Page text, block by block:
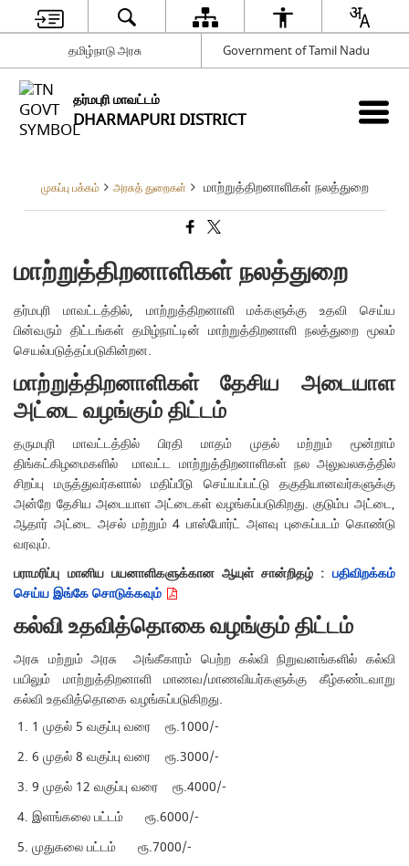
தமிழ்நாடு அரசு Government of Tamil Nadu
தர்மபுரி மாவட்டம்
DHARMAPURI DISTRICT
முகப்பு பக்கம் அரசுத் துறைகள் மாற்றுத்திறனாளிகள் நலத்துறை
மாற்றுத்திறனாளிகள் நலத்துறை
தர்மபுரி மாவட்டத்தில், மாற்றுத்திறனாளி மக்களுக்கு உதவி செய்ய
பின்வரும் திட்டங்கள் தமிழ்நாட்டின் மாற்றுத்திறனாளி நலத்துறை மூலம்
செயல்படுத்தப்படுகின்றன.
மாற்றுத்திறனாளிகள் தேசிய அடையாள
அட்டை வழங்கும் திட்டம்
தருமபுரி மாவட்டத்தில் பிரதி மாதம் முதல் மற்றும் மூன்றாம்
திங்கட்கிழமைகளில் மாவட்ட மாற்றுத்திறனாளிகள் நல அலுவலகத்தில்
சிறப்பு மருத்துவர்களால் மதிப்பீடு செய்யப்பட்டு தகுதியானவர்களுக்கு
அன்றே தேசிய அடையாள அட்டைகள் வழங்கப்படுகிறது. குடும்ப அட்டை,
ஆதார் அட்டை அசல் மற்றும் 4 பாஸ்போர்ட் அளவு புகைப்படம் கொண்டு
வரவும்.
பராமரிப்பு மானிய பயனாளிகளுக்கான ஆயுள் சான்றிதழ் : பதிவிறக்கம்
செய்ய இங்கே சொடுக்கவும்
கல்வி உதவித்தொகை வழங்கும் திட்டம்
அரசு மற்றும் அரசு அங்கீகாரம் பெற்ற கல்வி நிறுவனங்களில் கல்வி
பயிலும் மாற்றுத்திறனாளி மாணவ/மாணவியர்களுக்கு கீழ்கண்டவாறு
கல்வி உதவித்தொகை வழங்கப்படுகிறது.
1 முதல் 5 வகுப்பு வரை ரூ.1000/-
6 முதல் 8 வகுப்பு வரை ரூ.3000/-
9 முதல் 12 வகுப்பு வரை ரூ.4000/-
இளங்கலை பட்டம் ரூ.6000/-
முதுகலை பட்டம் ரூ.7000/-